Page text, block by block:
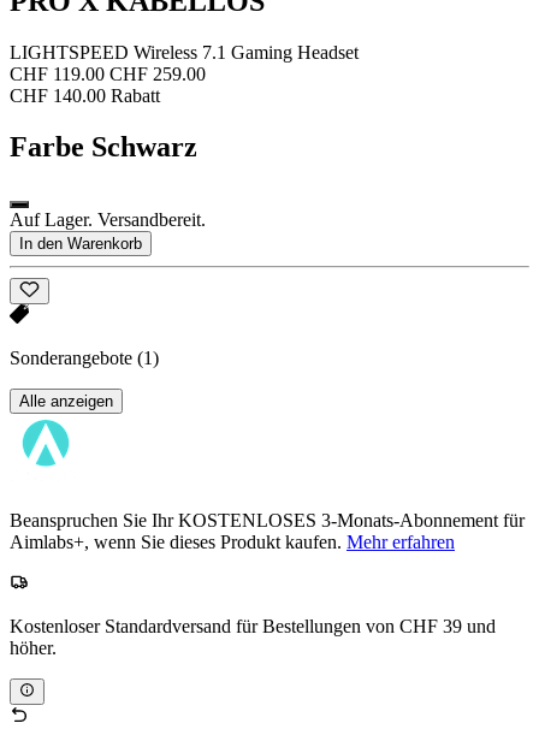
LIGHTSPEED Wireless 7.1 Gaming Headset
CHF 119.00 CHF 259.00
CHF 140.00 Rabatt
Farbe Schwarz
Auf Lager. Versandbereit.
In den Warenkorb
Sonderangebote (1)
Alle anzeigen
Beanspruchen Sie Ihr KOSTENLOSES 3-Monats-Abonnement für
Aimlabs+, wenn Sie dieses Produkt kaufen. Mehr erfahren
Kostenloser Standardversand für Bestellungen von CHF 39 und
höher.